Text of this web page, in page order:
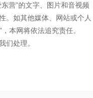
营”的文字、图片和音视频
。如其他媒体、网站或个人
本网将依法追究责任。
们处理。